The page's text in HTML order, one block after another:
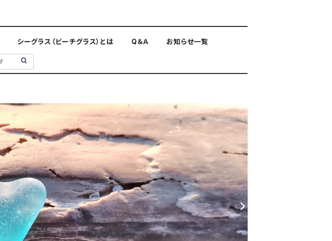
シーグラス（ビーチグラス）とは Q＆Ａ お知らせ一覧